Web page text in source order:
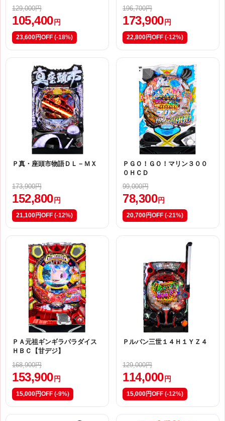
129,000円
105,400 円
23,600円OFF (-18%)
196,700円
173,900 円
22,800円OFF (-12%)
Ｐ真・座頭市物語ＤＬ－ＭＸ
173,900円
152,800 円
21,100円OFF (-12%)
ＰＧＯ！ＧＯ！マリン３００
０ＨＣＤ
99,000円
78,300 円
20,700円OFF (-21%)
ＰＡ元祖ギンギラパラダイス
ＨＢＣ【甘デジ】
168,900円
153,900 円
15,000円OFF (-9%)
Ｐルパン三世１４Ｈ１ＹＺ４
129,000円
114,000 円
15,000円OFF (-12%)